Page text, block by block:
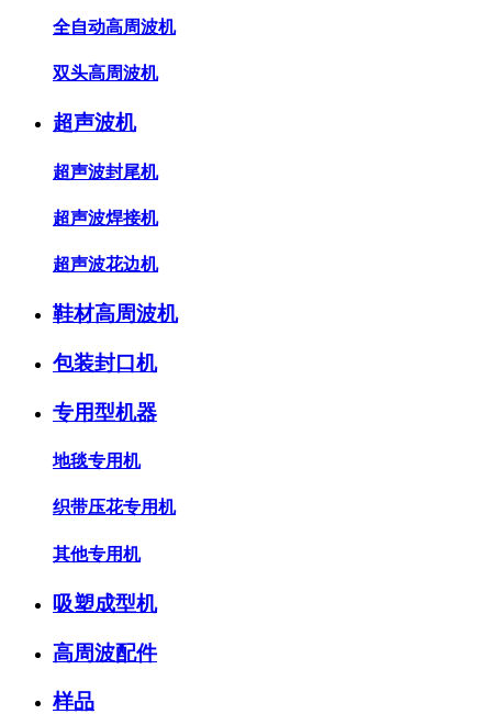
全自动高周波机
双头高周波机
超声波机
超声波封尾机
超声波焊接机
超声波花边机
鞋材高周波机
包装封口机
专用型机器
地毯专用机
织带压花专用机
其他专用机
吸塑成型机
高周波配件
样品